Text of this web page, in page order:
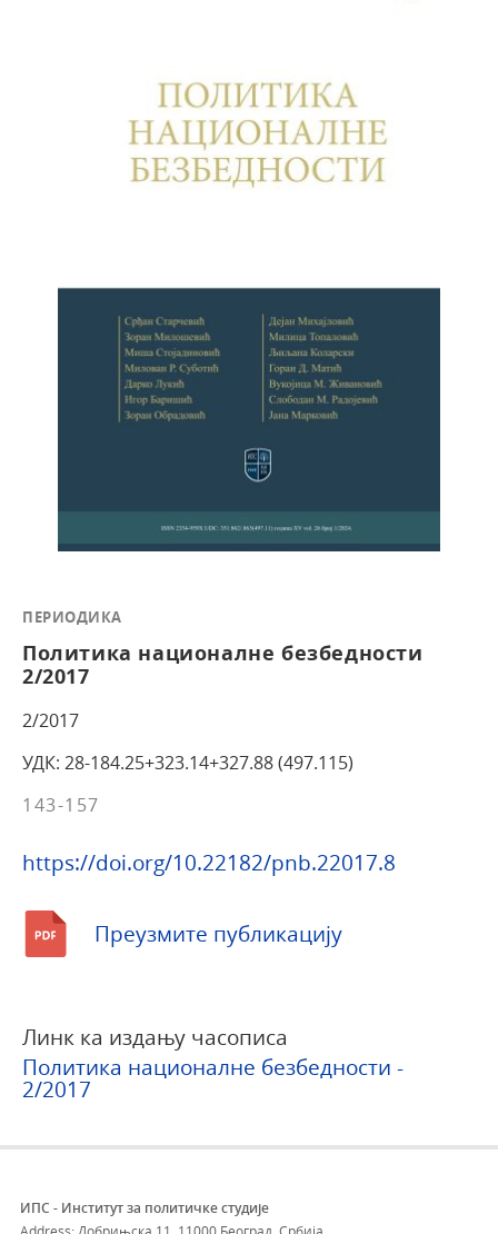
ПЕРИОДИКА
Политика националне безбедности
2/2017
2/2017
УДК: 28-184.25+323.14+327.88 (497.115)
143-157
https://doi.org/10.22182/pnb.22017.8
Преузмите публикацију
Линк ка издању часописа
Политика националне безбедности -
2/2017
ИПС - Институт за политичке студије